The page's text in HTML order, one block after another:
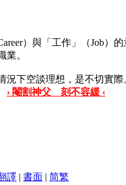
）與「工作」（Job）
業。
況下空談理想，是不切實
› 閹割神父 刻不容緩 ‹
譯 | 書面 | 简繁